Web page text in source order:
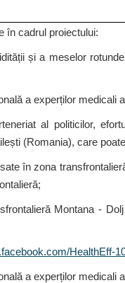
în cadrul proiectului:
și a meselor
a experților medicali
al politicilor,
(Romania), care
în zona
Montana - Dolj
HealthEff-
a experților medicali